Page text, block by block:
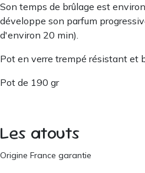
Son temps de brûlage est
développe son parfum
d'environ 20 min).
Pot en verre trempé résistant et
Pot de 190 gr
Les atouts
Origine France garantie